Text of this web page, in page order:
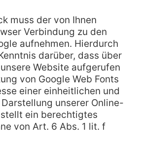
muss der von Ihnen
Verbindung zu den
aufnehmen. Hierdurch
darüber, dass über
Website aufgerufen
von Google Web Fonts
einer einheitlichen und
unserer Online-
ein berechtigtes
von Art. 6 Abs. 1 lit. f